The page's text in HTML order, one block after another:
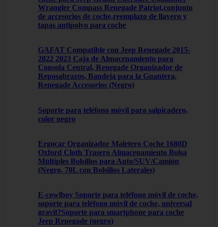
Wrangler Compass Renegade Patriot,conjunto
de accesorios de coche,reemplazo de llavero y
tapas antipolvo para coche
GAFAT Compatible con Jeep Renegade 2015-
2022 2023 Caja de Almacenamiento para
Consola Central, Renegade Organizador de
Reposabrazos, Bandeja para la Guantera,
Renegade Accesorios (Negro)
Soporte para teléfono móvil para salpicadero,
color negro
Ergocar Organizador Maletero Coche 1680D
Oxford Cloth Trasero Almacenamiento Bolsa
Múltiples Bolsillos para Auto/SUV/Camión
(Negro, 70L con Bolsillos Laterales)
E-cowlboy Soporte para teléfono móvil de coche,
soporte para teléfono móvil de coche, universal
gravit?Soporte para smartphone para coche
Jeep Renegade (negro)